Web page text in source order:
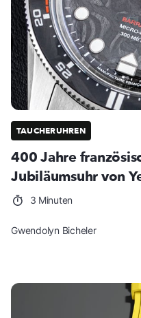
TAUCHERUHREN
400 Jahre
Jubiläumsuhr von
3 Minuten
Gwendolyn Bicheler